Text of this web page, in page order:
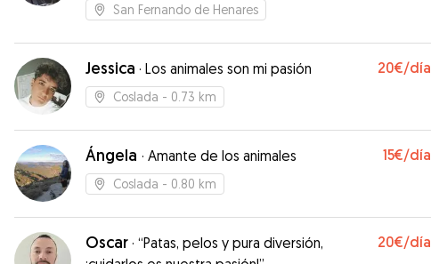
San Fernando de Henares
Jessica · Los animales son mi pasión 20€/día
Coslada - 0.73 km
Ángela · Amante de los animales 15€/día
Coslada - 0.80 km
Oscar · “Patas, pelos y pura diversión,
20€/día